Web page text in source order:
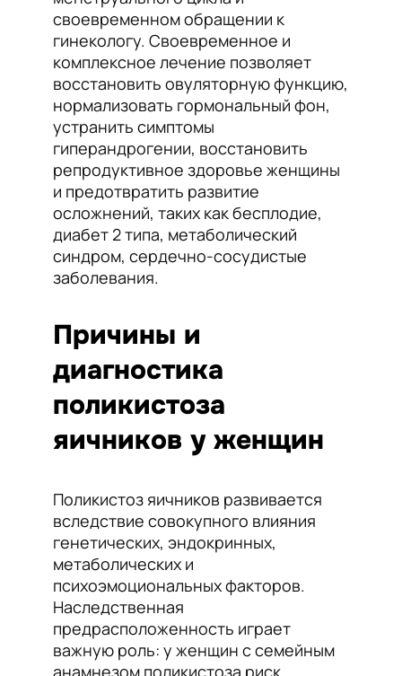
своевременном обращении к
гинекологу. Своевременное и
комплексное лечение позволяет
восстановить овуляторную функцию,
нормализовать гормональный фон,
устранить симптомы
гиперандрогении, восстановить
репродуктивное здоровье женщины
и предотвратить развитие
осложнений, таких как бесплодие,
диабет 2 типа, метаболический
синдром, сердечно-сосудистые
заболевания.
Причины и
диагностика
поликистоза
яичников у женщин
Поликистоз яичников развивается
вследствие совокупного влияния
генетических, эндокринных,
метаболических и
психоэмоциональных факторов.
Наследственная
предрасположенность играет
важную роль: у женщин с семейным
анамнезом поликистоза риск